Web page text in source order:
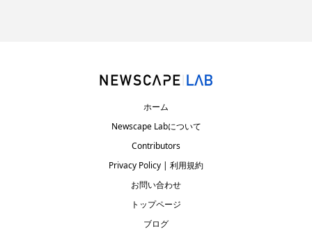
ホーム
Newscape Labについて
Contributors
Privacy Policy | 利用規約
お問い合わせ
トップページ
ブログ